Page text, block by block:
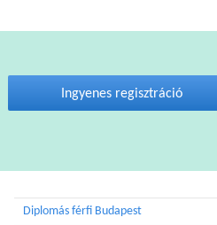
Ingyenes regisztráció
Diplomás férfi Budapest